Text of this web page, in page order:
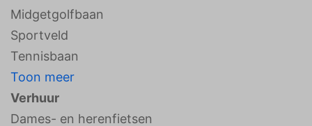
Midgetgolfbaan
Sportveld
Tennisbaan
Toon meer
Verhuur
Dames- en herenfietsen